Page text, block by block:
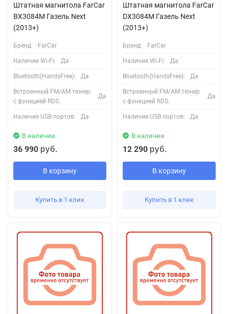
Штатная магнитола FarCar
BX3084M Газель Next
(2013+)
Бренд: FarCar
Наличие Wi-Fi: Да
Bluetooth(HandsFree): Да
Встроенный FM/AM тюнер
с функцией RDS:
Да
Наличие USB портов: Да
В наличии
36 990 руб.
В корзину
Купить в 1 клик
Штатная магнитола FarCar
DX3084M Газель Next
(2013+)
Бренд: FarCar
Наличие Wi-Fi: Да
Bluetooth(HandsFree): Да
Встроенный FM/AM тюнер
с функцией RDS:
Да
Наличие USB портов: Да
В наличии
12 290 руб.
В корзину
Купить в 1 клик